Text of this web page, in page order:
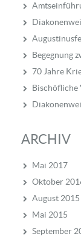
Begegnung
70 Jahre
Bischöfliche
ARCHIV
Mai 2017
Oktober
August 2015
Mai 2015
September